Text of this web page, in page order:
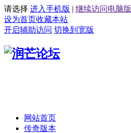
请选择 进入手机版 | 继续访问电脑版
设为首页收藏本站
开启辅助访问 切换到宽版
网站首页
传奇版本